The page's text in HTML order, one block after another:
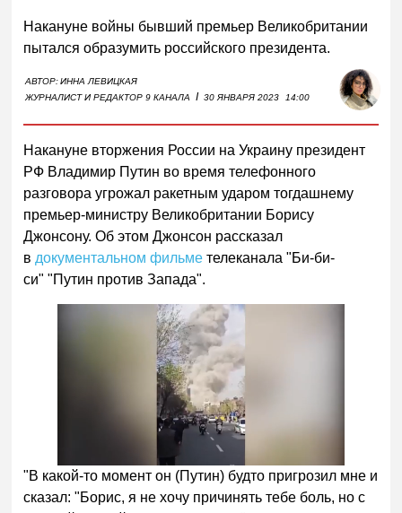
Накануне войны бывший премьер Великобритании
пытался образумить российского президента.
АВТОР:ИННА ЛЕВИЦКАЯ
ЖУРНАЛИСТ И РЕДАКТОР 9 КАНАЛА
I 30 ЯНВАРЯ 2023 14:00
Накануне вторжения России на Украину президент
РФ Владимир Путин во время телефонного
разговора угрожал ракетным ударом тогдашнему
премьер-министру Великобритании Борису
Джонсону. Об этом Джонсон рассказал
в документальном фильме телеканала "Би-би-
си" "Путин против Запада".
"В какой-то момент он (Путин) будто пригрозил мне и
сказал: "Борис, я не хочу причинять тебе боль, но с